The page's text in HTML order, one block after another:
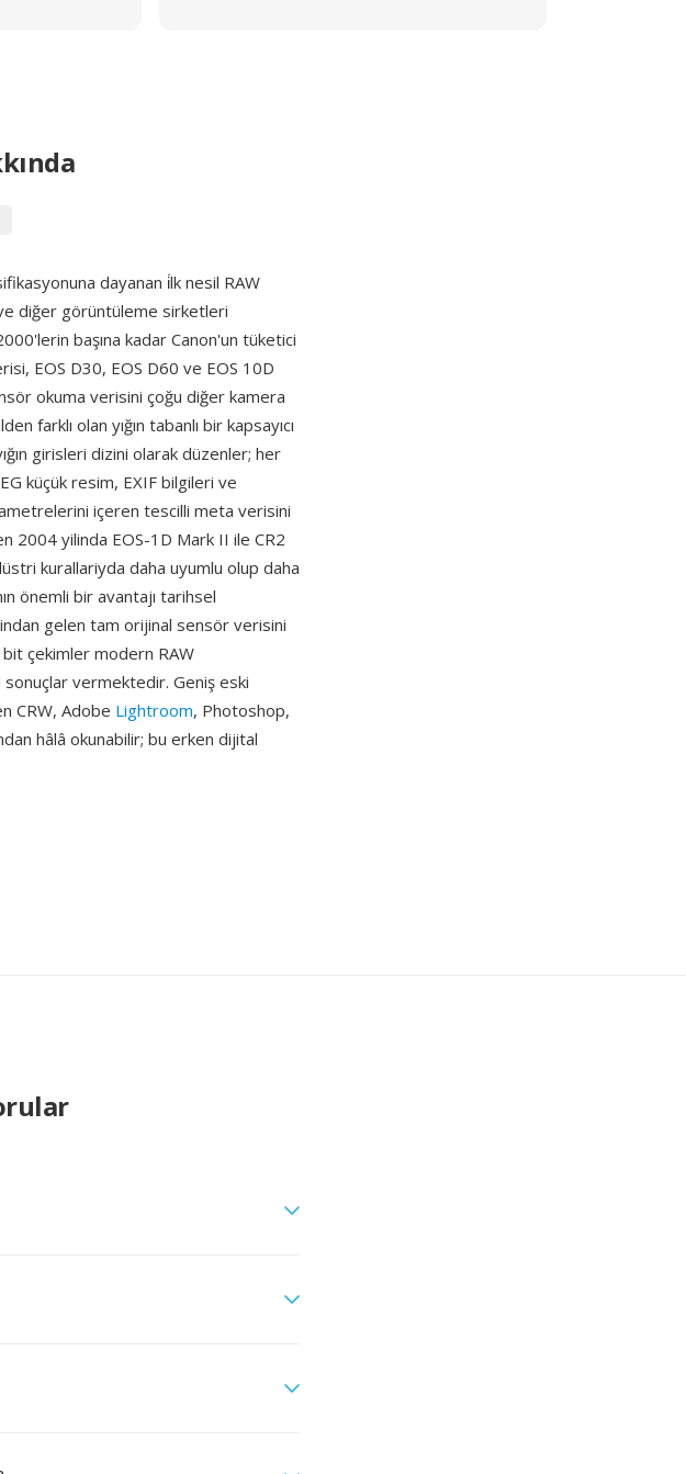
dayanan i̇lk nesil RAW
diğer görüntüleme sirketleri
başına kadar Canon'un tüketici
EOS D30, EOS D60 ve EOS 10D
okuma verisini çoğu diğer kamera
farklı olan yığın tabanlı bir kapsayıcı
girisleri dizini olarak düzenler; her
küçük resim, EXIF bilgileri ve
içeren tescilli meta verisini
2004 yilinda EOS-1D Mark II ile CR2
kurallariyda daha uyumlu olup daha
önemli bir avantajı tarihsel
gelen tam orijinal sensör verisini
çekimler modern RAW
vermektedir. Geniş eski
CRW, Adobe Lightroom, Photoshop,
hâlâ okunabilir; bu erken dijital